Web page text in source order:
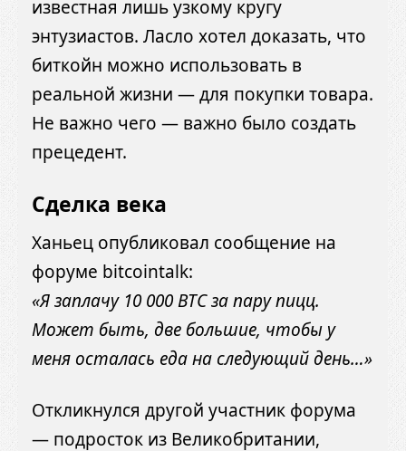
известная лишь узкому кругу
энтузиастов. Ласло хотел доказать, что
биткойн можно использовать в
реальной жизни — для покупки товара.
Не важно чего — важно было создать
прецедент.
Сделка века
Ханьец опубликовал сообщение на
форуме bitcointalk:
«Я заплачу 10 000 BTC за пару пицц.
Может быть, две большие, чтобы у
меня осталась еда на следующий день…»
Откликнулся другой участник форума
— подросток из Великобритании,